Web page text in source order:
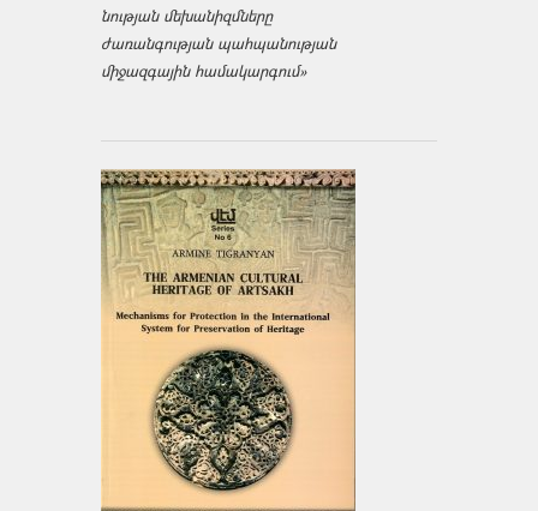
նության մեխանիզմները
ժառանգության պահպանության
միջազ­գային համակարգում»